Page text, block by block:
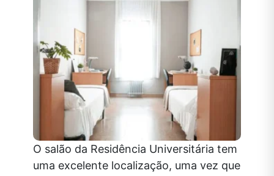
O salão da Residência Universitária tem
uma excelente localização, uma vez que